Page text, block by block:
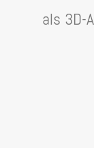
als 3D-